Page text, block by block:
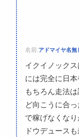
名前:アドマイヤ名無
イクイノック
には完全に日
もちろん走法
ど向こうに合
で稼げなくな
ドウデュース